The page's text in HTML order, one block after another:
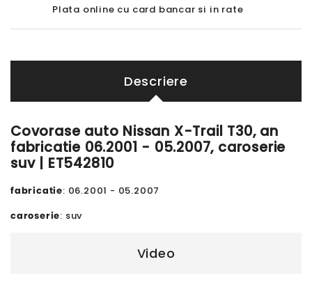
Plata online cu card bancar si in rate
Descriere
Covorase auto Nissan X-Trail T30, an
fabricatie 06.2001 - 05.2007, caroserie
suv | ET542810
fabricatie: 06.2001 - 05.2007
caroserie: suv
Video